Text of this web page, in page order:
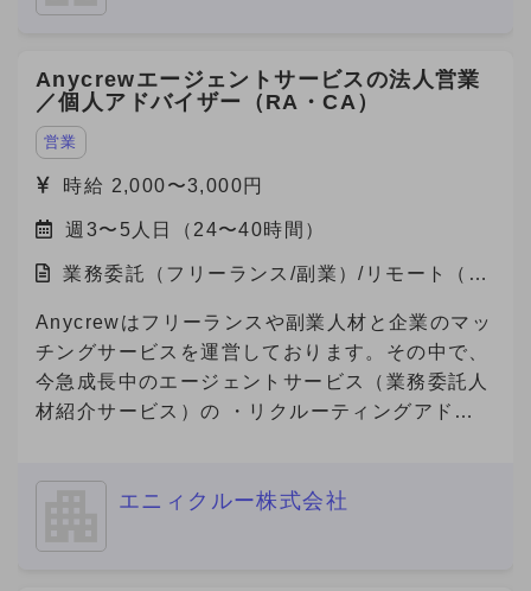
されるポジションで、案件提案〜納品ディレクシ
ョンまで幅広く関与でき、事業責任者に近い裁量
を持つことができる案件です。
Anycrewエージェントサービスの法人営業
／個人アドバイザー（RA・CA）
営業
時給 2,000〜3,000円
週3〜5人日（24〜40時間）
業務委託（フリーランス/副業）/リモート（在
Anycrewはフリーランスや副業人材と企業のマッ
チングサービスを運営しております。その中で、
今急成長中のエージェントサービス（業務委託人
材紹介サービス）の ・リクルーティングアドバ
を募集しております。
エニィクルー株式会社